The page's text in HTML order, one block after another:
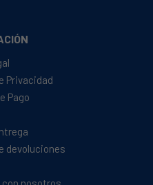
60HZ
Privacidad
Pago
devoluciones